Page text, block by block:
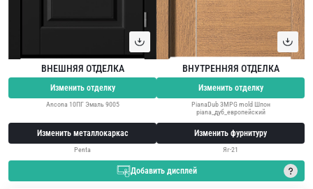
ВНЕШНЯЯ ОТДЕЛКА
Изменить отделку
Ancona 10ПГ Эмаль 9005
Изменить металлокаркас
Penta
ВНУТРЕННЯЯ ОТДЕЛКА
Изменить отделку
PianaDub 3MPG mold Шпон
piana_дуб_европейский
Изменить фурнитуру
Яг-21
Добавить дисплей